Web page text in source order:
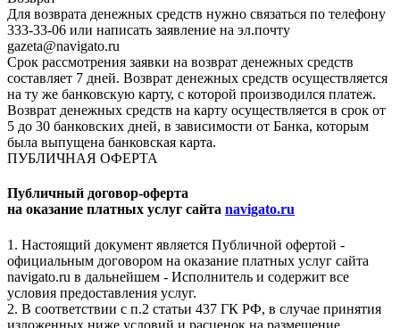
Для возврата денежных средств нужно связаться по телефону
333-33-06 или написать заявление на эл.почту
gazeta@navigato.ru
Срок рассмотрения заявки на возврат денежных средств
составляет 7 дней. Возврат денежных средств осуществляется
на ту же банковскую карту, с которой производился платеж.
Возврат денежных средств на карту осуществляется в срок от
5 до 30 банковских дней, в зависимости от Банка, которым
была выпущена банковская карта.
ПУБЛИЧНАЯ ОФЕРТА
Публичный договор-оферта
на оказание платных услуг сайта navigato.ru
1. Настоящий документ является Публичной офертой -
официальным договором на оказание платных услуг сайта
navigato.ru в дальнейшем - Исполнитель и содержит все
условия предоставления услуг.
2. В соответствии с п.2 статьи 437 ГК РФ, в случае принятия
изложенных ниже условий и расценок на размещение